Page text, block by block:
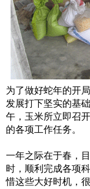
为了做好蛇年的开
发展打下坚实的基
午，玉米所立即召
的各项工作任务。
一年之际在于春，
时，顺利完成各项
惜这些大好时机，